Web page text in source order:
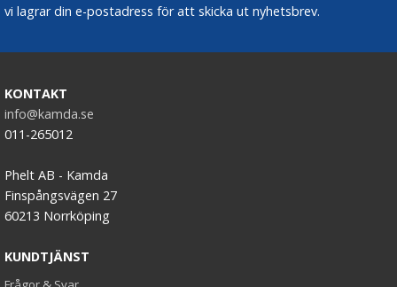
vi lagrar din e-postadress för att skicka ut nyhetsbrev.
KONTAKT
info@kamda.se
011-265012
Phelt AB - Kamda
Finspångsvägen 27
60213 Norrköping
KUNDTJÄNST